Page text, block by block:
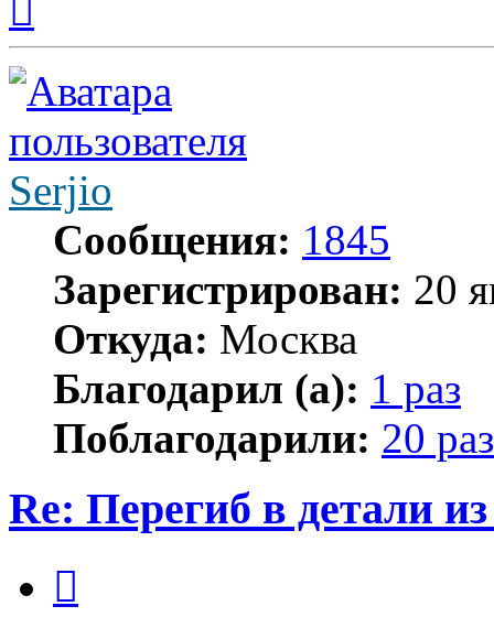
началу
Serjio
Сообщения: 1845
Зарегистрирован: 20
Откуда: Москва
Благодарил (а): 1 раз
Поблагодарили: 20 раз
Re: Перегиб в детали